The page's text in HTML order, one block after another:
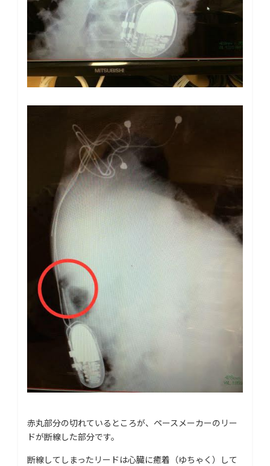
赤丸部分の切れているところが、ペースメーカーのリー
ドが断線した部分です。
断線してしまったリードは心臓に癒着（ゆちゃく）して